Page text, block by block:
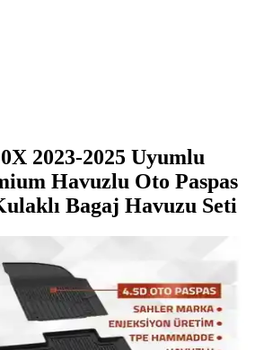
2023-2025 Uyumlu
Havuzlu Oto Paspas
Bagaj Havuzu Seti